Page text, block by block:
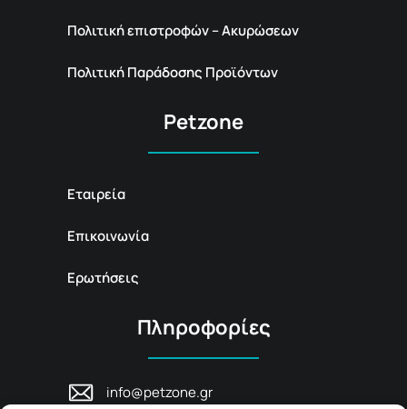
Πολιτική επιστροφών – Ακυρώσεων
Πολιτική Παράδοσης Προϊόντων
Petzone
Εταιρεία
Επικοινωνία
Ερωτήσεις
Πληροφορίες
info@petzone.gr